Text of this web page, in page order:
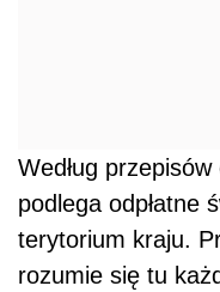
Według
podlega odpłatne
terytorium kraju.
rozumie się tu